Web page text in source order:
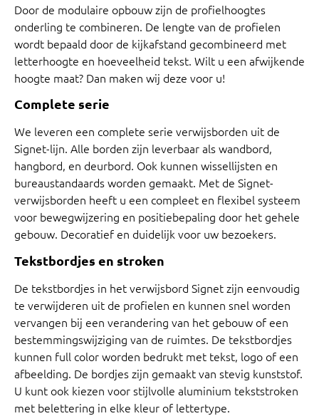
Door de modulaire opbouw zijn de profielhoogtes
onderling te combineren. De lengte van de profielen
wordt bepaald door de kijkafstand gecombineerd met
letterhoogte en hoeveelheid tekst. Wilt u een afwijkende
hoogte maat? Dan maken wij deze voor u!
Complete serie
We leveren een complete serie verwijsborden uit de
Signet-lijn. Alle borden zijn leverbaar als wandbord,
hangbord, en deurbord. Ook kunnen wissellijsten en
bureaustandaards worden gemaakt. Met de Signet-
verwijsborden heeft u een compleet en flexibel systeem
voor bewegwijzering en positiebepaling door het gehele
gebouw. Decoratief en duidelijk voor uw bezoekers.
Tekstbordjes en stroken
De tekstbordjes in het verwijsbord Signet zijn eenvoudig
te verwijderen uit de profielen en kunnen snel worden
vervangen bij een verandering van het gebouw of een
bestemmingswijziging van de ruimtes. De tekstbordjes
kunnen full color worden bedrukt met tekst, logo of een
afbeelding. De bordjes zijn gemaakt van stevig kunststof.
U kunt ook kiezen voor stijlvolle aluminium tekststroken
met belettering in elke kleur of lettertype.